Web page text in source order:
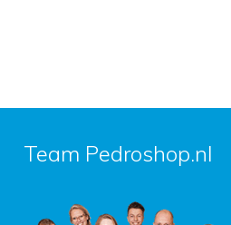
Team Pedroshop.nl